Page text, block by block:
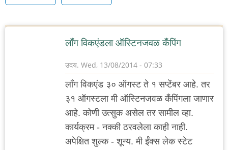
लाँग विकएंडला ऑस्टिनजवळ कँपिंग
उदय. Wed, 13/08/2014 - 07:33
लाँग विकएंड ३० ऑगस्ट ते १ सप्टेंबर आहे. तर
३१ ऑगस्टला मी ऑस्टिनजवळ कँपिंगला जाणार
आहे. कोणी उत्सुक असेल तर सामील व्हा.
कार्यक्रम - नक्की ठरवलेला काही नाही.
अपेक्षित शुल्क - शून्य. मी ईंक्स लेक स्टेट